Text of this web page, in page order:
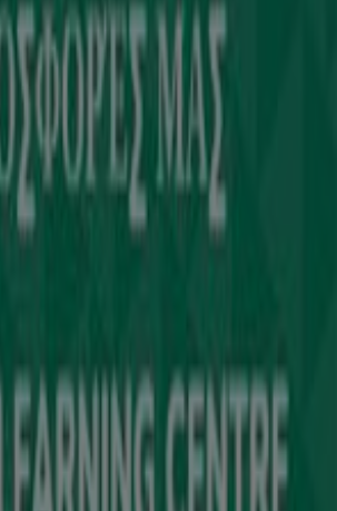
μας
και επιχειρηματικό αίτημα
εντοπίστηκε λανθασμένα στον
σχόλια διαφημίσεων